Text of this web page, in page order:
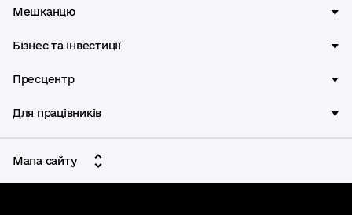
Мешканцю
Бізнес та інвестиції
Пресцентр
Для працівників
Мапа сайту